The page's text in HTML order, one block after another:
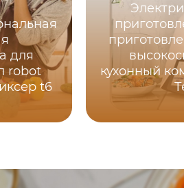
для
robot
t6
кухонный